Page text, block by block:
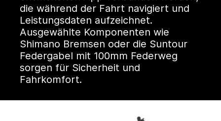
die während der Fahrt navigiert und
Leistungsdaten aufzeichnet.
Ausgewählte Komponenten wie
Shimano Bremsen oder die Suntour
Federgabel mit 100mm Federweg
sorgen für Sicherheit und
Fahrkomfort.